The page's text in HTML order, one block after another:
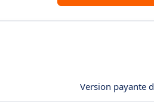
Version payante